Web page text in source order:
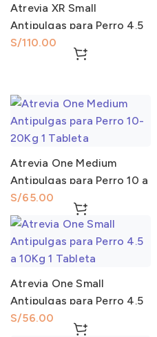
Atrevia XR Small
Antipulgas para Perro 4.5
a 10Kg 1 Tableta
S/
Atrevia One Medium
Antipulgas para Perro 10 a
20Kg 1 Tableta
S/
Atrevia One Small
Antipulgas para Perro 4.5
a 10Kg 1 Tableta
S/